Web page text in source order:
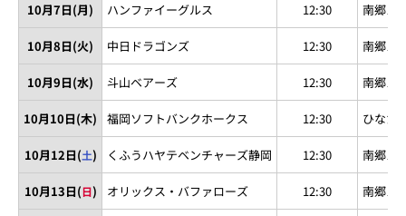
10月7日(月) ハンファイーグルス 12:30 南郷ス
10月8日(火) 中日ドラゴンズ 12:30 南郷ス
10月9日(水) 斗山ベアーズ 12:30 南郷ス
10月10日(木) 福岡ソフトバンクホークス 12:30 ひなた
10月12日(土) くふうハヤテベンチャーズ静岡 12:30 南郷ス
10月13日(日) オリックス・バファローズ 12:30 南郷ス